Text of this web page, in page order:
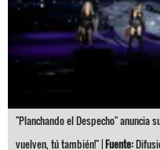
"Planchando el Despecho" anuncia
vuelven, tú también!" | Fuente: